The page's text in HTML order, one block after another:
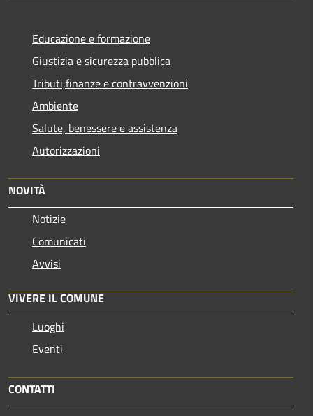
Educazione e formazione
Giustizia e sicurezza pubblica
Tributi,finanze e contravvenzioni
Ambiente
Salute, benessere e assistenza
Autorizzazioni
NOVITÀ
Notizie
Comunicati
Avvisi
VIVERE IL COMUNE
Luoghi
Eventi
CONTATTI